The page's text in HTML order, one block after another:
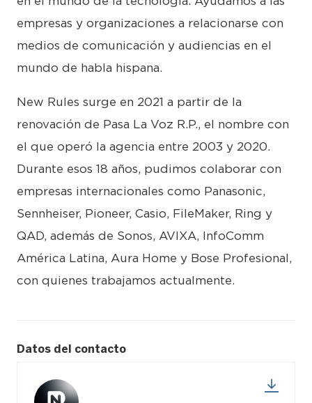
empresas y organizaciones a relacionarse con
medios de comunicación y audiencias en el
mundo de habla hispana.
New Rules surge en 2021 a partir de la
renovación de Pasa La Voz R.P., el nombre con
el que operó la agencia entre 2003 y 2020.
Durante esos 18 años, pudimos colaborar con
empresas internacionales como Panasonic,
Sennheiser, Pioneer, Casio, FileMaker, Ring y
QAD, además de Sonos, AVIXA, InfoComm
América Latina, Aura Home y Bose Profesional,
con quienes trabajamos actualmente.
Datos del contacto